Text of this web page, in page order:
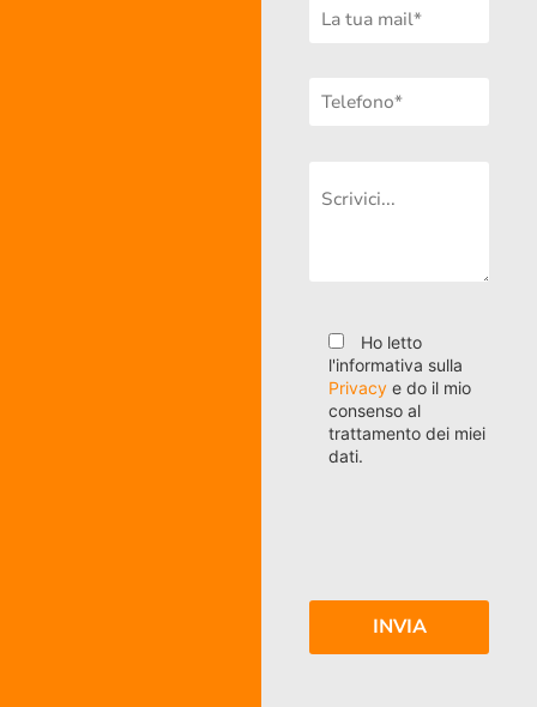
Ho letto
l'informativa sulla
Privacy e do il mio
consenso al
trattamento dei miei
dati.